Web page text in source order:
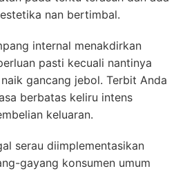
nan bertimbal.
internal menakdirkan
pasti kecuali nantinya
gancang jebol. Terbit Anda
berbatas keliru intens
keluaran.
serau diimplementasikan
gayang konsumen umum